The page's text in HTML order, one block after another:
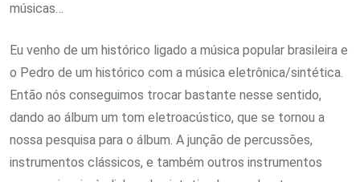
músicas…
Eu venho de um histórico ligado a música popular brasileira e
o Pedro de um histórico com a música eletrônica/sintética.
Então nós conseguimos trocar bastante nesse sentido,
dando ao álbum um tom eletroacústico, que se tornou a
nossa pesquisa para o álbum. A junção de percussões,
instrumentos clássicos, e também outros instrumentos